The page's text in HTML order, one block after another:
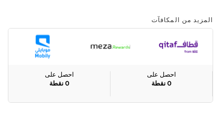
المزيد من المكافآت
احصل على
0 نقطة
احصل على
0 نقطة